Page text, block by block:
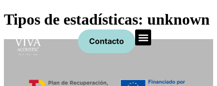
Contacto
Tipos de estadísticas: unknown